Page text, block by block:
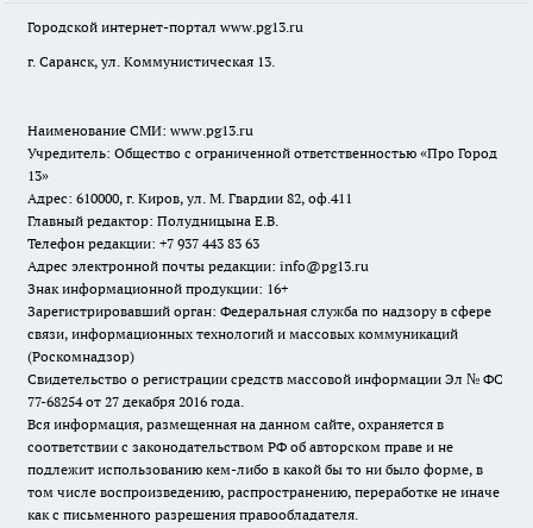
Городской интернет-портал www.pg13.ru
г. Саранск, ул. Коммунистическая 13.
Наименование СМИ: www.pg13.ru
Учредитель: Общество с ограниченной ответственностью «Про Город
13»
Адрес: 610000, г. Киров, ул. М. Гвардии 82, оф.411
Главный редактор: Полудницына Е.В.
Телефон редакции: +7 937 443 83 63
Адрес электронной почты редакции: info@pg13.ru
Знак информационной продукции: 16+
Зарегистрировавший орган: Федеральная служба по надзору в сфере
связи, информационных технологий и массовых коммуникаций
(Роскомнадзор)
Свидетельство о регистрации средств массовой информации Эл № ФС
77-68254 от 27 декабря 2016 года.
Вся информация, размещенная на данном сайте, охраняется в
соответствии с законодательством РФ об авторском праве и не
подлежит использованию кем-либо в какой бы то ни было форме, в
том числе воспроизведению, распространению, переработке не иначе
как с письменного разрешения правообладателя.